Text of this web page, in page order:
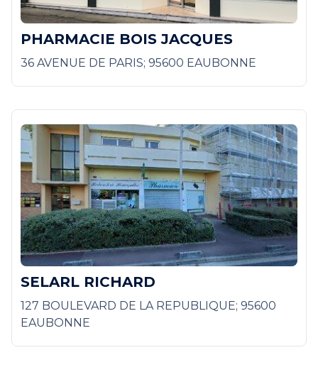
PHARMACIE BOIS JACQUES
36 AVENUE DE PARIS; 95600 EAUBONNE
SELARL RICHARD
127 BOULEVARD DE LA REPUBLIQUE; 95600
EAUBONNE